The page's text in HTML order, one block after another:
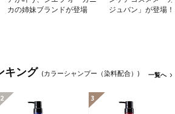
カの姉妹ブランドが登場
ジュバン」が登場！
キング (カラーシャンプー（染料配合）) 一覧へ
2 3